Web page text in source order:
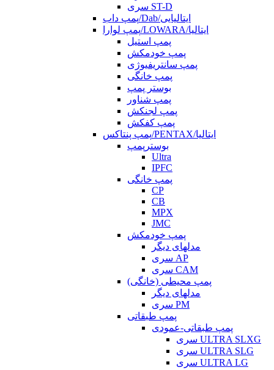
سری ST-D
پمپ داب/Dab/ایتالیایی
پمپ لوارا/LOWARA/ایتالیا
پمپ استیل
پمپ خودمکش
پمپ سانتریفیوژی
پمپ خانگی
بوستر پمپ
پمپ شناور
پمپ لجنکش
پمپ کفکش
پمپ پنتاکس/PENTAX/ایتالیا
بوسترپمپ
Ultra
IPFC
پمپ خانگی
CP
CB
MPX
JMC
پمپ خودمکش
مدلهای دیگر
سری AP
سری CAM
پمپ محیطی (خانگی)
مدلهای دیگر
سری PM
پمپ طبقاتی
پمپ طبقاتی-عمودی
سری ULTRA SLXG
سری ULTRA SLG
سری ULTRA LG